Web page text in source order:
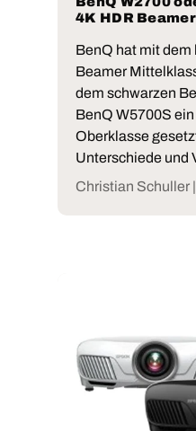
4K HDR
BenQ hat mit dem
Beamer
dem schwarzen
BenQ W5700S
Oberklasse
Unterschiede und
Christian Schuller |